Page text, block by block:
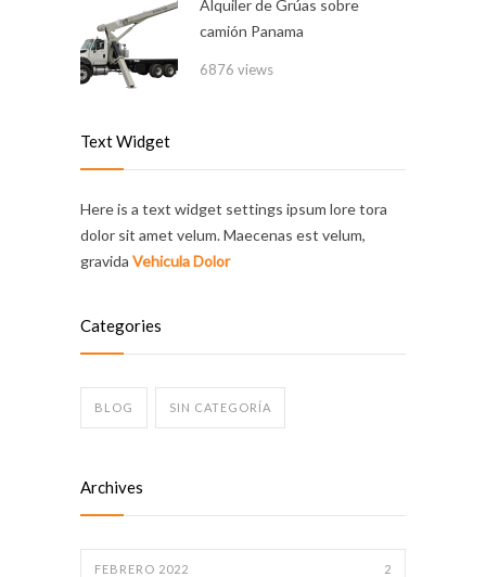
Alquiler de Grúas sobre
camión Panama
6876 views
Text Widget
Here is a text widget settings ipsum lore tora
dolor sit amet velum. Maecenas est velum,
gravida Vehicula Dolor
Categories
BLOG SIN CATEGORÍA
Archives
FEBRERO 2022 2